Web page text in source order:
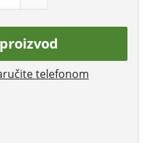
telefonom